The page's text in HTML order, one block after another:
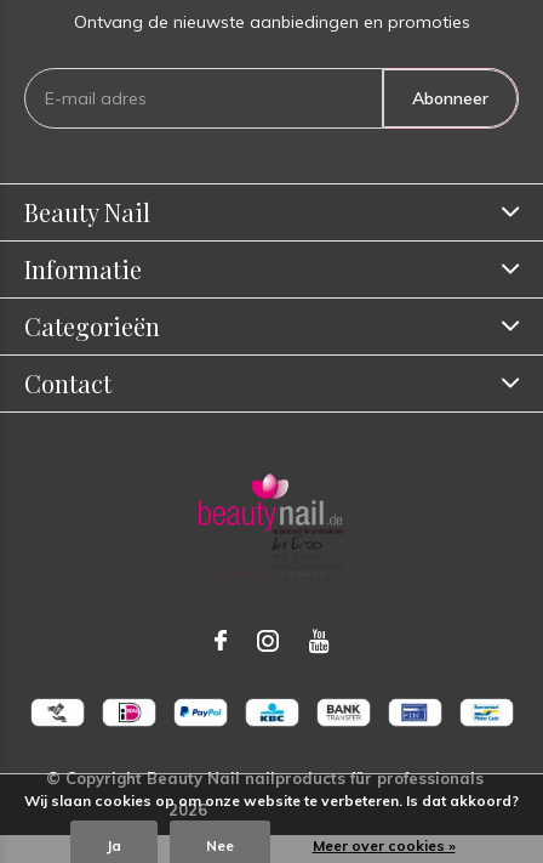
Ontvang de nieuwste aanbiedingen en promoties
Abonneer
Beauty Nail
Informatie
Categorieën
Contact
Wij slaan cookies op om onze website te verbeteren. Is dat akkoord?
Ja Nee Meer over cookies »